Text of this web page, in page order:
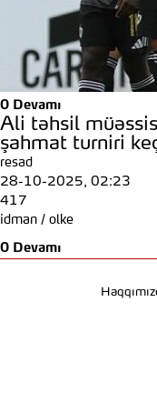
0 Devamı
Ali təhsil
şahmat turniri
resad
28-10-2025, 02:23
417
idman / olke
0 Devamı